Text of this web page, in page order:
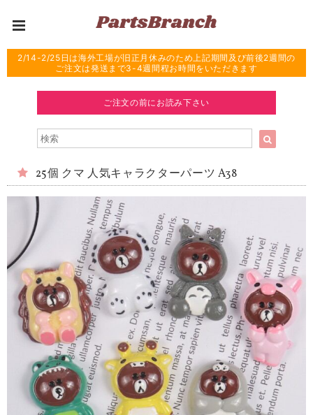
2/14-2/25日は海外工場が旧正月休みのため上記期間及び前後2週間の
ご注文は発送まで3-4週間程お時間をいただきます
ご注文の前にお読み下さい
25個 クマ 人気キャラクターパーツ A38